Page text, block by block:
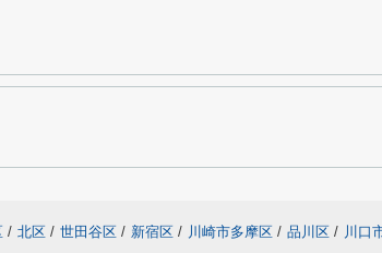
/ 北区 / 世田谷区 / 新宿区 / 川崎市多摩区 / 品川区 / 川口